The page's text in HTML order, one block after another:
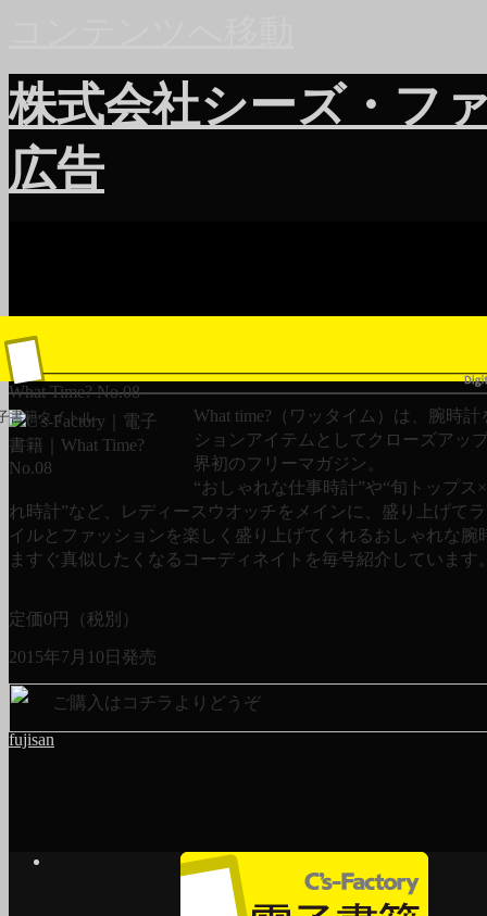
株式会社シーズ・フ
広告
書籍タイトル
What Time? No.08
What time?（ワッタイム）は、腕時
ションアイテムとしてクローズアッ
界初のフリーマガジン。
“おしゃれな仕事時計”や“旬トップス
れ時計”など、レディースウオッチをメインに、盛り上げて
イルとファッションを楽しく盛り上げてくれるおしゃれな腕
ますぐ真似したくなるコーディネイトを毎号紹介しています
定価0円（税別）
2015年7月10日発売
ご購入はコチラよりどうぞ
fujisan